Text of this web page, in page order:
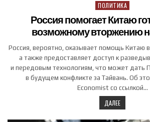
Posted in
ПОЛИТИКА
Россия помогает Китаю
возможному вторжению
Россия, вероятно, оказывает помощь Китаю
а также предоставляет доступ к
и передовым технологиям, что может дать
в будущем конфликте за Тайвань. Об
Economist со ссылкой…
ДАЛЕЕ